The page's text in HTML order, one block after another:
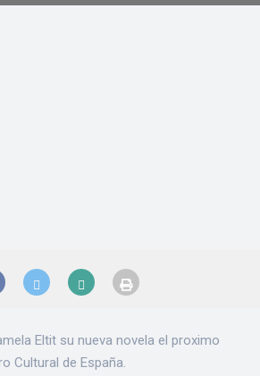
Eltit su nueva novela el proximo
Cultural de España.